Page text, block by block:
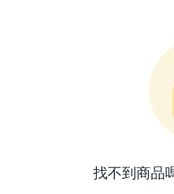
找不到商品